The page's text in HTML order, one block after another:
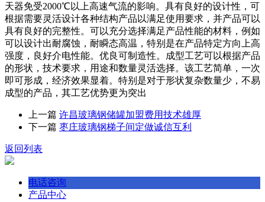
天器免受2000℃以上高速气流的影响。具有良好的设计性，可
根据需要灵活设计各种结构产品以满足使用要求，并产品可以
具有良好的完整性。可以充分选择满足产品性能的材料，例如
可以设计出耐腐蚀，耐瞬态高温，特别是在产品特定方向上高
强度，良好介电性能。优良可制造性。成型工艺可以根据产品
的形状，技术要求，用途和数量灵活选择。该工艺简单，一次
即可形成，经济效果显着。特别是对于形状复杂数量少，不易
成型的产品，其工艺优势更为突出
上一篇 许昌玻璃钢储罐加盟费用技术雄厚
下一篇 枣庄玻璃钢梯子间定做诚信互利
返回列表
电话咨询
产品中心